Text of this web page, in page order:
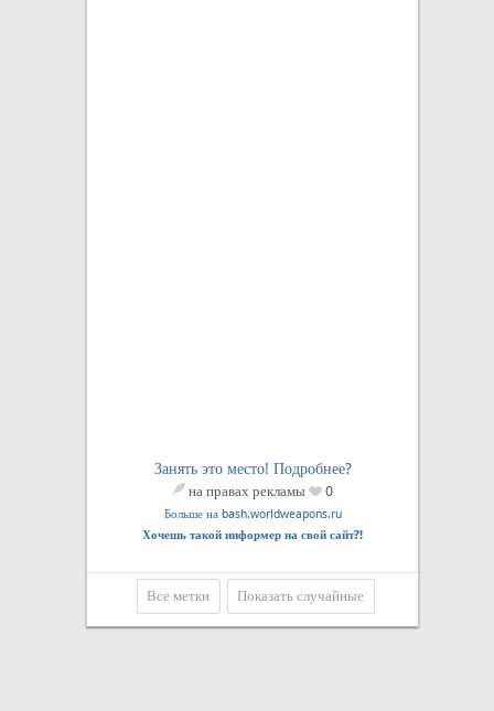
Занять это место! Подробнее?
на правах рекламы 0
Больше на bash.worldweapons.ru
Хочешь такой информер на свой сайт?!
Все метки Показать случайные